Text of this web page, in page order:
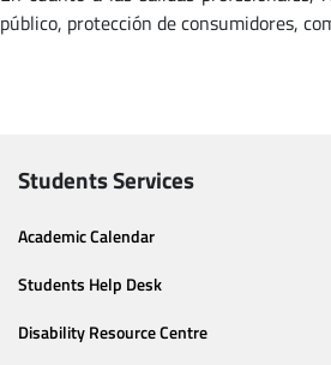
público, protección de consumidores,
Students Services
Academic Calendar
Students Help Desk
Disability Resource Centre